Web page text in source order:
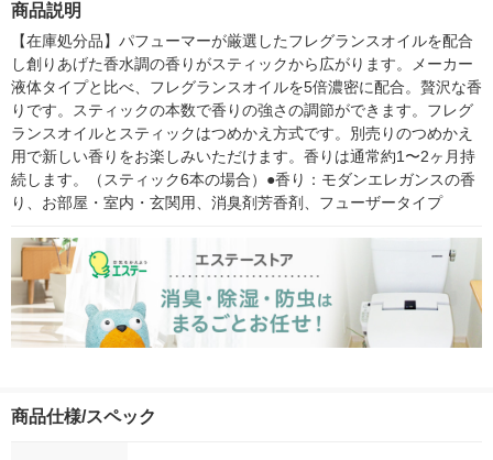
シ） オリジナル
オリジナル
商品説明
【在庫処分品】パフューマーが厳選したフレグランスオイルを配合
し創りあげた香水調の香りがスティックから広がります。メーカー
液体タイプと比べ、フレグランスオイルを5倍濃密に配合。贅沢な香
りです。スティックの本数で香りの強さの調節ができます。フレグ
ランスオイルとスティックはつめかえ方式です。別売りのつめかえ
用で新しい香りをお楽しみいただけます。香りは通常約1〜2ヶ月持
続します。（スティック6本の場合）●香り：モダンエレガンスの香
り、お部屋・室内・玄関用、消臭剤芳香剤、フューザータイプ
商品仕様/スペック